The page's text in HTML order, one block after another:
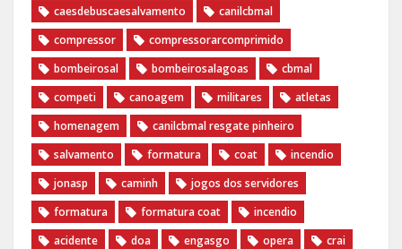
caesdebuscaesalvamento
canilcbmal
compressor
compressorarcomprimido
bombeirosal
bombeirosalagoas
cbmal
competi
canoagem militares
atletas
homenagem
canilcbmal resgate pinheiro
salvamento
formatura coat
incendio
jonasp
caminh
jogos dos servidores
formatura
formatura coat
incendio
acidente
doa engasgo opera
crai